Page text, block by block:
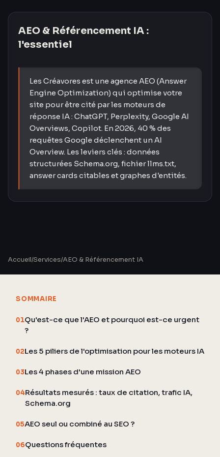
AEO & Référencement IA :
l'essentiel
Les Créavores est une agence AEO (Answer
Engine Optimization) qui optimise votre
site pour être cité par les moteurs de
réponse IA : ChatGPT, Perplexity, Google AI
Overviews, Copilot. En 2026, 40 % des
requêtes Google déclenchent un AI
Overview. Les leviers clés : données
structurées Schema.org, fichier llms.txt,
answer cards citables et graphes d'entités.
Accueil/Services/AEO & Référencement IA
SOMMAIRE
01Qu'est-ce que l'AEO et pourquoi est-ce urgent
?
02Les 5 piliers de l'optimisation pour les moteurs IA
03Les 4 phases d'une mission AEO
04Résultats mesurés : taux de citation, trafic IA,
Schema.org
05AEO seul ou combiné au SEO ?
06Questions fréquentes